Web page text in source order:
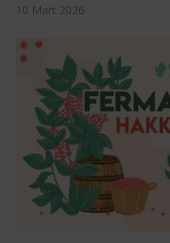
10 Mart 2026